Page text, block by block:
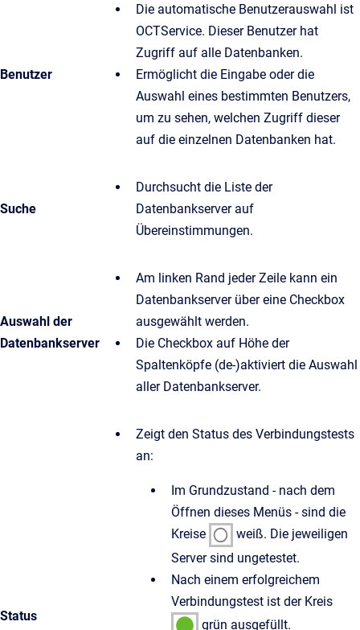
Benutzer
Die automatische Benutzerauswahl ist
OCTService. Dieser Benutzer hat
Zugriff auf alle Datenbanken.
Ermöglicht die Eingabe oder die
Auswahl eines bestimmten Benutzers,
um zu sehen, welchen Zugriff dieser
auf die einzelnen Datenbanken hat.
Suche
Durchsucht die Liste der
Datenbankserver auf
Übereinstimmungen.
Auswahl der
Datenbankserver
Am linken Rand jeder Zeile kann ein
Datenbankserver über eine Checkbox
ausgewählt werden.
Die Checkbox auf Höhe der
Spaltenköpfe (de-)aktiviert die Auswahl
aller Datenbankserver.
Status
Zeigt den Status des Verbindungstests
an:
Im Grundzustand - nach dem
Öffnen dieses Menüs - sind die
Kreise
weiß. Die jeweiligen
Server sind ungetestet.
Nach einem erfolgreichem
Verbindungstest ist der Kreis
grün ausgefüllt.